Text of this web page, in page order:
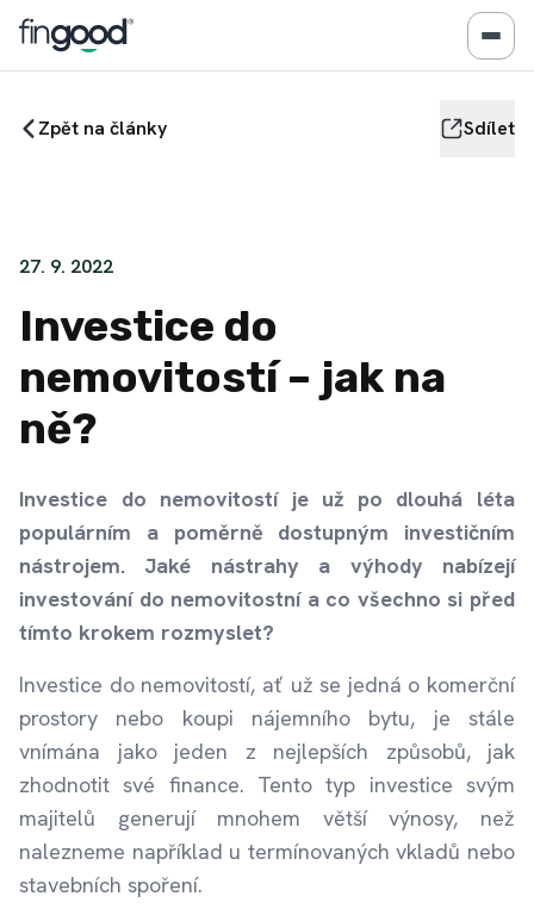
Zpět na články Sdílet
27. 9. 2022
Investice do
nemovitostí – jak na
ně?
Investice do nemovitostí je už po dlouhá léta
populárním a poměrně dostupným investičním
nástrojem. Jaké nástrahy a výhody nabízejí
investování do nemovitostní a co všechno si před
tímto krokem rozmyslet?
Investice do nemovitostí, ať už se jedná o komerční
prostory nebo koupi nájemního bytu, je stále
vnímána jako jeden z nejlepších způsobů, jak
zhodnotit své finance. Tento typ investice svým
majitelů generují mnohem větší výnosy, než
nalezneme například u termínovaných vkladů nebo
stavebních spoření.